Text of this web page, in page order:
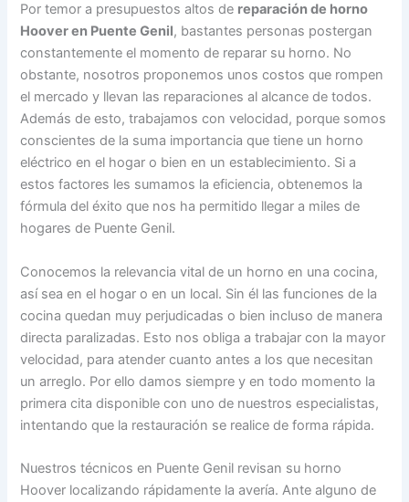
Por temor a presupuestos altos de reparación de horno
Hoover en Puente Genil, bastantes personas postergan
constantemente el momento de reparar su horno. No
obstante, nosotros proponemos unos costos que rompen
el mercado y llevan las reparaciones al alcance de todos.
Además de esto, trabajamos con velocidad, porque somos
conscientes de la suma importancia que tiene un horno
eléctrico en el hogar o bien en un establecimiento. Si a
estos factores les sumamos la eficiencia, obtenemos la
fórmula del éxito que nos ha permitido llegar a miles de
hogares de Puente Genil.
Conocemos la relevancia vital de un horno en una cocina,
así sea en el hogar o en un local. Sin él las funciones de la
cocina quedan muy perjudicadas o bien incluso de manera
directa paralizadas. Esto nos obliga a trabajar con la mayor
velocidad, para atender cuanto antes a los que necesitan
un arreglo. Por ello damos siempre y en todo momento la
primera cita disponible con uno de nuestros especialistas,
intentando que la restauración se realice de forma rápida.
Nuestros técnicos en Puente Genil revisan su horno
Hoover localizando rápidamente la avería. Ante alguno de